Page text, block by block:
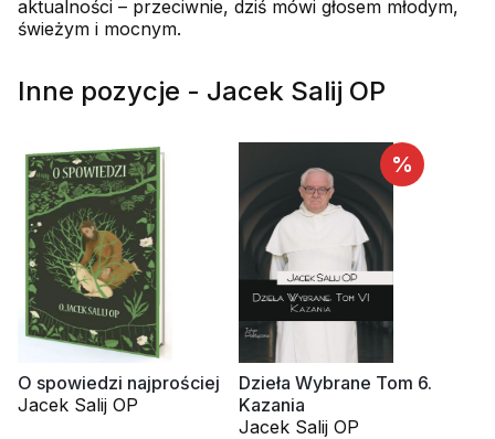
aktualności – przeciwnie, dziś mówi głosem młodym,
świeżym i mocnym.
Inne pozycje - Jacek Salij OP
O spowiedzi najprościej
Jacek Salij OP
%
Dzieła Wybrane Tom 6.
Kazania
Jacek Salij OP